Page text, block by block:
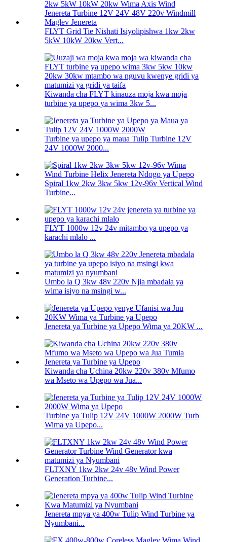
FLYT Grid Tie Nishati Isiyolipishwa 1kw 2kw
5kW 10kW 20kw Vert...
Kiwanda cha FLYT kinauza moja kwa moja
turbine ya upepo ya wima 3kw 5...
Turbine ya upepo ya maua Tulip Turbine 12V
24V 1000W 2000...
Spiral 1kw 2kw 3kw 5kw 12v-96v Vertical Wind
Turbine...
FLYT 1000w 12v 24v mitambo ya upepo ya
karachi mlalo ...
Umbo la Q 3kw 48v 220v Njia mbadala ya
wima isiyo na msingi w...
Jenereta ya Turbine ya Upepo Wima ya 20KW ...
Kiwanda cha Uchina 20kw 220v 380v Mfumo
wa Mseto wa Upepo wa Jua...
Turbine ya Tulip 12V 24V 1000W 2000W Turb
Wima ya Upepo...
FLTXNY 1kw 2kw 24v 48v Wind Power
Generation Turbine...
Jenereta mpya ya 400w Tulip Wind Turbine ya
Nyumbani...